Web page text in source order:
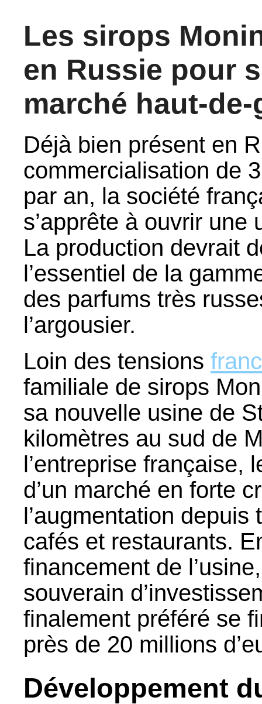
Les sirops
en Russie pour
marché haut-
Déjà bien présent en
commercialisation de
par an, la société
s’apprête à ouvrir
La production devrait
l’essentiel de la
des parfums très
l’argousier.
Loin des tensions
familiale de sirops
sa nouvelle usine de
kilomètres au sud de
l’entreprise française,
d’un marché en forte
l’augmentation
cafés et restaurants.
financement de
souverain
finalement préféré se
près de 20 millions
Développement